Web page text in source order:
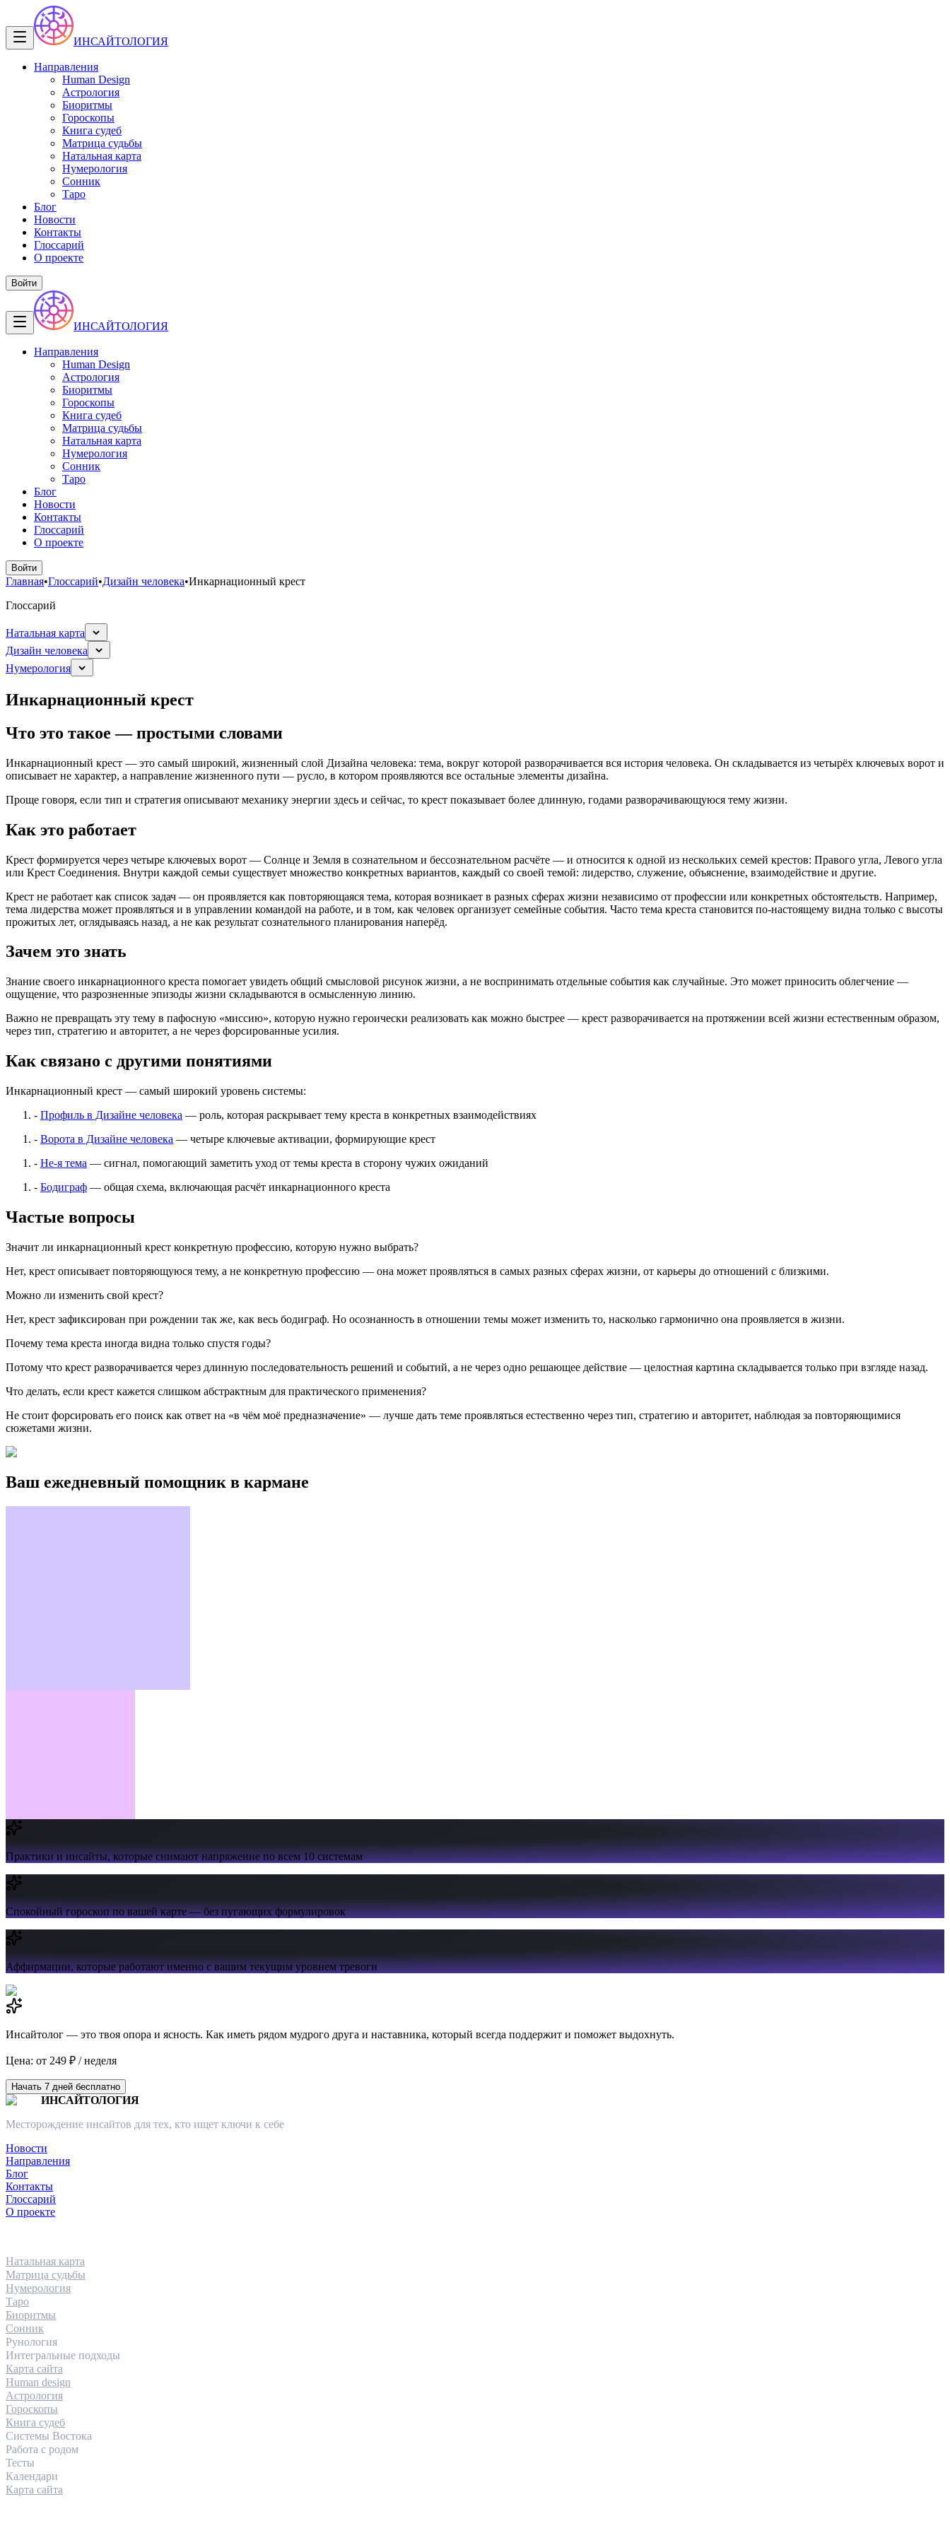
ИНСАЙТОЛОГИЯ
Направления
Human Design
Астрология
Биоритмы
Гороскопы
Книга судеб
Матрица судьбы
Натальная карта
Нумерология
Сонник
Таро
Блог
Новости
Контакты
Глоссарий
О проекте
Войти
ИНСАЙТОЛОГИЯ
Направления
Human Design
Астрология
Биоритмы
Гороскопы
Книга судеб
Матрица судьбы
Натальная карта
Нумерология
Сонник
Таро
Блог
Новости
Контакты
Глоссарий
О проекте
Войти
Главная•Глоссарий•Дизайн человека•Инкарнационный крест
Глоссарий
Натальная карта
Дизайн человека
Нумерология
Инкарнационный крест
Что это такое — простыми словами
Инкарнационный крест — это самый широкий, жизненный слой Дизайна человека: тема, вокруг которой разворачивается вся история человека. Он складывается из четырёх ключевых ворот и
описывает не характер, а направление жизненного пути — русло, в котором проявляются все остальные элементы дизайна.
Проще говоря, если тип и стратегия описывают механику энергии здесь и сейчас, то крест показывает более длинную, годами разворачивающуюся тему жизни.
Как это работает
Крест формируется через четыре ключевых ворот — Солнце и Земля в сознательном и бессознательном расчёте — и относится к одной из нескольких семей крестов: Правого угла, Левого угла
или Крест Соединения. Внутри каждой семьи существует множество конкретных вариантов, каждый со своей темой: лидерство, служение, объяснение, взаимодействие и другие.
Крест не работает как список задач — он проявляется как повторяющаяся тема, которая возникает в разных сферах жизни независимо от профессии или конкретных обстоятельств. Например,
тема лидерства может проявляться и в управлении командой на работе, и в том, как человек организует семейные события. Часто тема креста становится по-настоящему видна только с высоты
прожитых лет, оглядываясь назад, а не как результат сознательного планирования наперёд.
Зачем это знать
Знание своего инкарнационного креста помогает увидеть общий смысловой рисунок жизни, а не воспринимать отдельные события как случайные. Это может приносить облегчение —
ощущение, что разрозненные эпизоды жизни складываются в осмысленную линию.
Важно не превращать эту тему в пафосную «миссию», которую нужно героически реализовать как можно быстрее — крест разворачивается на протяжении всей жизни естественным образом,
через тип, стратегию и авторитет, а не через форсированные усилия.
Как связано с другими понятиями
Инкарнационный крест — самый широкий уровень системы:
- Профиль в Дизайне человека — роль, которая раскрывает тему креста в конкретных взаимодействиях
- Ворота в Дизайне человека — четыре ключевые активации, формирующие крест
- Не-я тема — сигнал, помогающий заметить уход от темы креста в сторону чужих ожиданий
- Бодиграф — общая схема, включающая расчёт инкарнационного креста
Частые вопросы
Значит ли инкарнационный крест конкретную профессию, которую нужно выбрать?
Нет, крест описывает повторяющуюся тему, а не конкретную профессию — она может проявляться в самых разных сферах жизни, от карьеры до отношений с близкими.
Можно ли изменить свой крест?
Нет, крест зафиксирован при рождении так же, как весь бодиграф. Но осознанность в отношении темы может изменить то, насколько гармонично она проявляется в жизни.
Почему тема креста иногда видна только спустя годы?
Потому что крест разворачивается через длинную последовательность решений и событий, а не через одно решающее действие — целостная картина складывается только при взгляде назад.
Что делать, если крест кажется слишком абстрактным для практического применения?
Не стоит форсировать его поиск как ответ на «в чём моё предназначение» — лучше дать теме проявляться естественно через тип, стратегию и авторитет, наблюдая за повторяющимися
сюжетами жизни.
Ваш ежедневный помощник в кармане
Практики и инсайты,которые снимают напряжение по всем 10 системам
Спокойный гороскоппо вашей карте — без пугающих формулировок
Аффирмации,которые работают именно с вашим текущим уровнем тревоги
Инсайтолог — это твоя опора и ясность. Как иметь рядом мудрого друга и наставника, который всегда поддержит и поможет выдохнуть.
Цена: от 249 ₽ / неделя
Начать 7 дней бесплатно
ИНСАЙТОЛОГИЯ
Месторождение инсайтов для тех, кто ищет ключи к себе
Новости
Направления
Блог
Контакты
Глоссарий
О проекте
Натальная карта
Матрица судьбы
Нумерология
Таро
Биоритмы
Сонник
Рунология
Интегральные подходы
Карта сайта
Human design
Астрология
Гороскопы
Книга судеб
Системы Востока
Работа с родом
Тесты
Календари
Карта сайта